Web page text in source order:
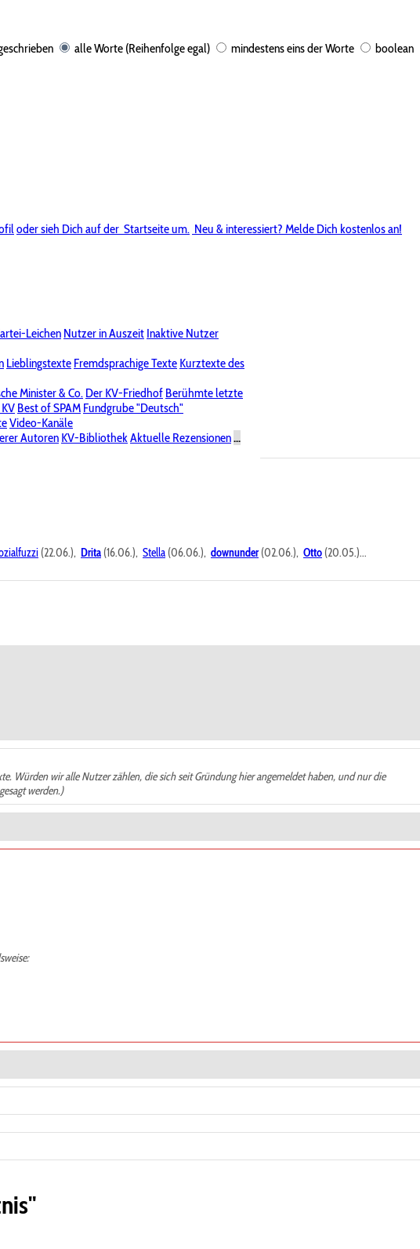
alle Worte (Reihenfolge egal) mindestens eins der Worte boolean
oder sieh Dich auf der Startseite um. Neu & interessiert? Melde Dich kostenlos an!
Leichen Nutzer in Auszeit Inaktive Nutzer
Lieblingstexte Fremdsprachige Texte Kurztexte des
Minister & Co. Der KV-Friedhof Berühmte letzte
Best of SPAM Fundgrube "Deutsch"
Video-Kanäle
Autoren KV-BibliothekAktuelle Rezensionen...
(22.06.), Drita (16.06.), Stella (06.06.), downunder(02.06.), Otto (20.05.)...
Würden wir alle Nutzer zählen, die sich seit Gründung hier angemeldet haben, und nur die
werden.)